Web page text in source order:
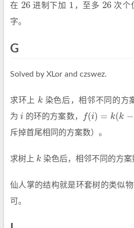
在 26
26进制下加 1
1 ，至多 26
26 次个
字。
G
Solved by XLor and czswez.
求环上 k
k染色后，相邻不同的方
为i
i 的环的方案数， f(i) = k(k −
f(i)=k (k− 1)i −1−f
斥掉首尾相同的方案数）。
求树上 k
k 染色后，相邻不同的方案
仙人掌的结构就是环套树的类似
可。